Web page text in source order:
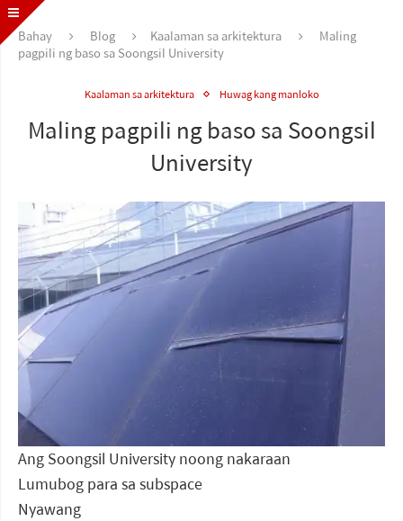
Bahay Blog Kaalaman sa arkitektura
Maling
pagpili ng baso sa Soongsil University
Kaalaman sa arkitektura Huwag kang manloko
Maling pagpili ng baso sa Soongsil
University
Ang Soongsil University noong nakaraan
Lumubog para sa subspace
Nyawang